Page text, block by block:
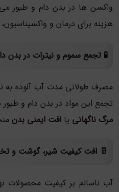
واکسن ها در بدن دام و طیور
هزینه برای درمان و
🧪 تجمع سموم و نیترات در بدن
مصرف طولانی مدت آب آلوده به
تجمع این مواد در بدن دام و
مرگ ناگهانی یا افت ایمنی بدن
🥛 افت کیفیت شیر، گوشت و
آب ناسالم بر کیفیت محصولات